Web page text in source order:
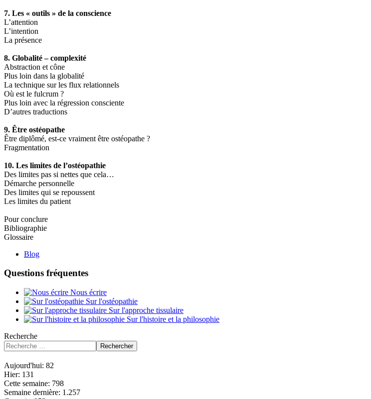
7. Les « outils » de la conscience
L’attention
L’intention
La présence
8. Globalité – complexité
Abstraction et cône
Plus loin dans la globalité
La technique sur les flux relationnels
Où est le fulcrum ?
Plus loin avec la régression consciente
D’autres traductions
9. Être ostéopathe
Être diplômé, est-ce vraiment être ostéopathe ?
Fragmentation
10. Les limites de l’ostéopathie
Des limites pas si nettes que cela…
Démarche personnelle
Des limites qui se repoussent
Les limites du patient
Pour conclure
Bibliographie
Glossaire
Blog
Questions fréquentes
Nous écrire
Sur l'ostéopathie
Sur l'approche tissulaire
Sur l'histoire et la philosophie
Recherche
Rechercher
Aujourd'hui: 82
Hier: 131
Cette semaine: 798
Semaine dernière: 1.257